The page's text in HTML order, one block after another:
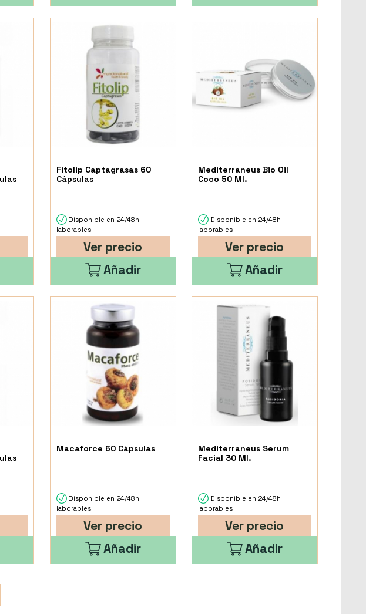
Fitolip Captagrasas 60
Cápsulas
Disponible en 24/48h
laborables
Ver precio
Añadir
Mediterraneus Bio Oil
Coco 50 Ml.
Disponible en 24/48h
laborables
Ver precio
Añadir
Macaforce 60 Cápsulas
Disponible en 24/48h
laborables
Ver precio
Añadir
Mediterraneus Serum
Facial 30 Ml.
Disponible en 24/48h
laborables
Ver precio
Añadir